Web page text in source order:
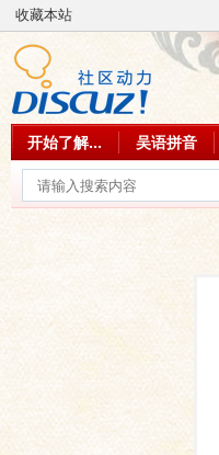
收藏本站
开始了解... 吴语拼音